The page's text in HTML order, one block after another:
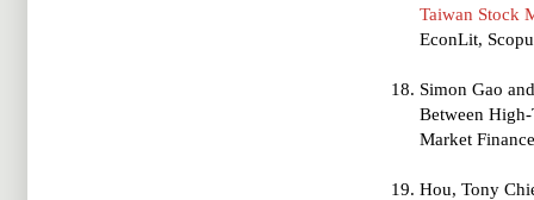
Taiwan Stock
EconLit,
Simon Gao
Between
Market
Hou, Tony